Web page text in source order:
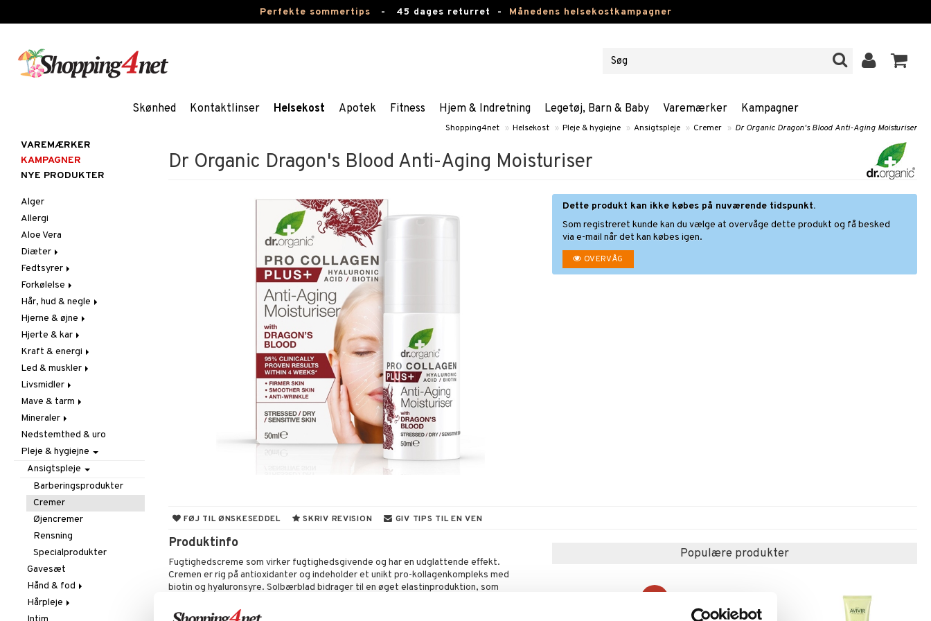
Perfekte sommertips - 45 dages returret - Månedens helsekostkampagner
Skønhed Kontaktlinser Helsekost Apotek Fitness Hjem & Indretning Legetøj, Barn & Baby Varemærker Kampagner
Shopping4net » Helsekost » Pleje & hygiejne » Ansigtspleje » Cremer » Dr Organic Dragon's Blood Anti-Aging Moisturiser
Dr Organic Dragon's Blood Anti-Aging Moisturiser
Dette produkt kan ikke købes på nuværende tidspunkt.
Som registreret kunde kan du vælge at overvåge dette produkt og få besked
via e-mail når det kan købes igen.
OVERVÅG
FØJ TIL ØNSKESEDDEL SKRIV REVISION GIV TIPS TIL EN VEN
Produktinfo
Fugtighedscreme som virker fugtighedsgivende og har en udglattende effekt.
Cremen er rig på antioxidanter og indeholder et unikt pro-kollagenkompleks med
biotin og hyaluronsyre. Solbærblad bidrager til en øget elastinproduktion, som
Populære produkter
VAREMÆRKER
KAMPAGNER
NYE PRODUKTER
Alger
Allergi
Aloe Vera
Diæter
Glutenintolerant
LCHF
Raw Food
Fedtsyrer
Marina fedtsyrer
Veg fedtsyrer
Forkølelse
C-vitamin
Forebyggende &
lindrende
Hostdæmpende
Hvidløg
Øre, næse & hals
Øvrige
Virushæmmende
Hår, hud & negle
Hår
Kosttilskud
Sol & pigment
Hjerne & øjne
Fedtsyrer
Hukommelse
Øjne
Hjerte & kar
Årestyrkende
Ginkgo biloba
Kolesterolsænkende
Marina fedtsyrer
Veg fedtsyrer
Kraft & energi
Ginseng
Øvrige
Prestation
Q-10
Rosenrod
Schizandra
Led & muskler
Kosttillskott
Udvortes
Livsmidler
Bars
Chokolade
Diverse
Drikkevarer
Frugt, frø & nødder
Kokos
Krydderier & bouillon
Mel & bagning
Nødde- & frøpastaer
Olie & fedt
Opbevaring
Rawfood
Snacks
Sødemidler
Mave & tarm
Drikke
Fibrer
Madfordøjelse
Syreregulerende
Tarm
Udrensning
Mineraler
Jern
Kalcium
Krom
Magnesium
Multimineraler
Øvrige
Selen
Zink
Nedstemthed & uro
Pleje & hygiejne
Ansigtspleje
Barberingsprodukter
Cremer
Øjencremer
Rensning
Specialprodukter
Gavesæt
Hånd & fod
Fodpleje
Hårpleje